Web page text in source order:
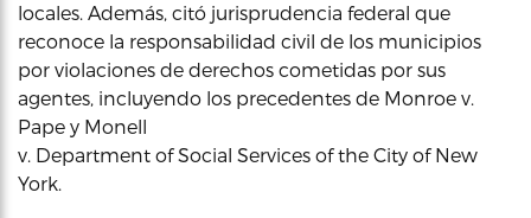
locales. Además, citó jurisprudencia federal que
reconoce la responsabilidad civil de los municipios
por violaciones de derechos cometidas por sus
agentes, incluyendo los precedentes de Monroe v.
Pape y Monell
v. Department of Social Services of the City of New
York.